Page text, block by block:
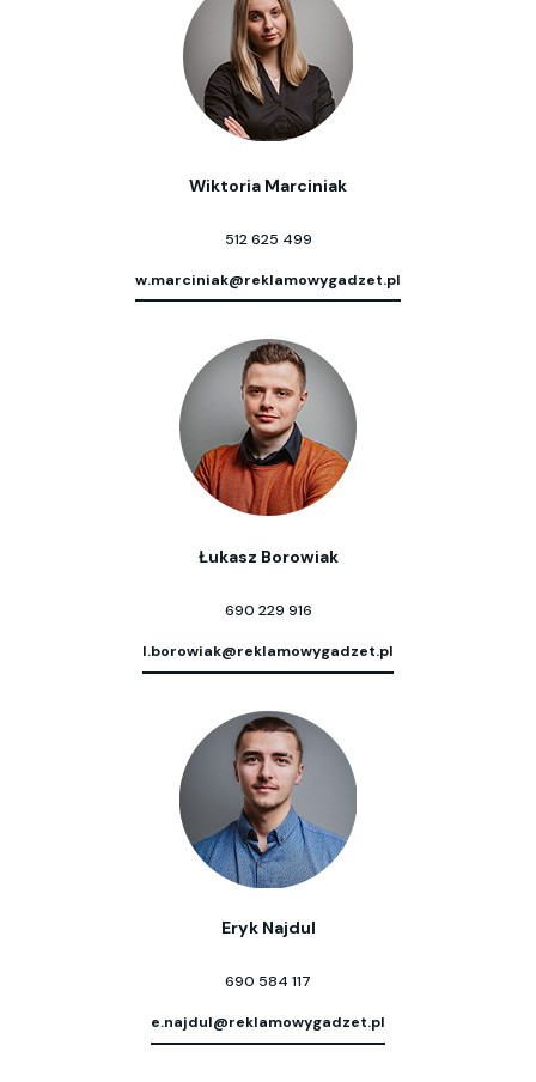
Wiktoria Marciniak
512 625 499
w.marciniak@reklamowygadzet.pl
Łukasz Borowiak
690 229 916
l.borowiak@reklamowygadzet.pl
Eryk Najdul
690 584 117
e.najdul@reklamowygadzet.pl